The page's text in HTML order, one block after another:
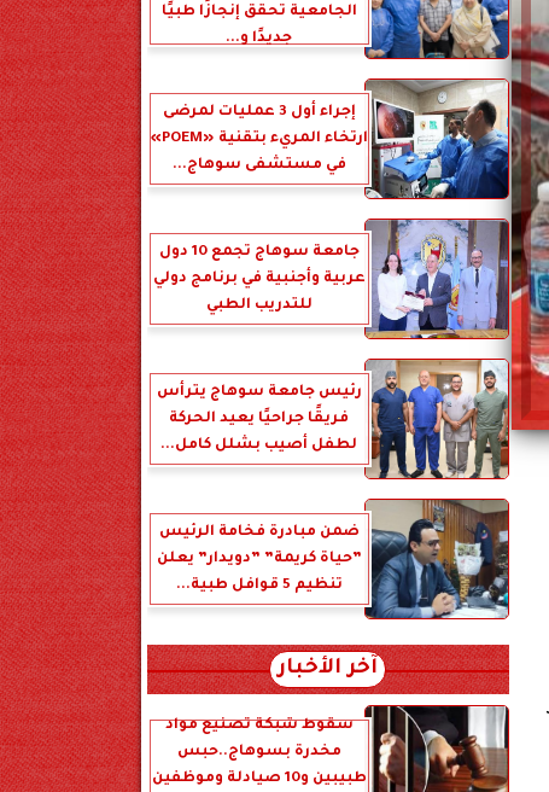
الجامعية تحقق إنجازًا طبيًا
جديدًا و...
إجراء أول 3 عمليات لمرضى
ارتخاء المريء بتقنية «POEM»
في مستشفى سوهاج...
جامعة سوهاج تجمع 10 دول
عربية وأجنبية في برنامج دولي
للتدريب الطبي
رئيس جامعة سوهاج يترأس
فريقًا جراحيًا يعيد الحركة
لطفل أصيب بشلل كامل...
ضمن مبادرة فخامة الرئيس
”حياة كريمة” ”دويدار” يعلن
تنظيم 5 قوافل طبية...
آخر الأخبار
سقوط شبكة تصنيع مواد
مخدرة بسوهاج..حبس
طبيبين و10 صيادلة وموظفين